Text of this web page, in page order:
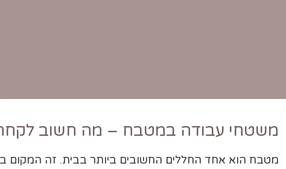
משטחי עבודה במטבח – מה חשוב
מטבח הוא אחד החללים החשובים ביותר בבית. זה המקום